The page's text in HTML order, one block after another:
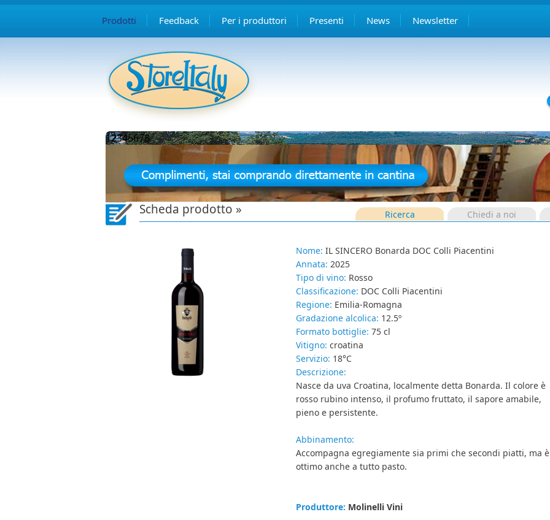
Prodotti Feedback Per i produttori Presenti News Newsletter
12345678
Scheda prodotto » Ricerca Chiedi a noi
Nome: IL SINCERO Bonarda DOC Colli Piacentini
Annata: 2025
Tipo di vino: Rosso
Classificazione: DOC Colli Piacentini
Regione: Emilia-Romagna
Gradazione alcolica: 12.5º
Formato bottiglie: 75 cl
Vitigno: croatina
Servizio: 18°C
Descrizione:
Nasce da uva Croatina, localmente detta Bonarda. Il colore è
rosso rubino intenso, il profumo fruttato, il sapore amabile,
pieno e persistente.
Abbinamento:
Accompagna egregiamente sia primi che secondi piatti, ma è
ottimo anche a tutto pasto.
Produttore: Molinelli Vini